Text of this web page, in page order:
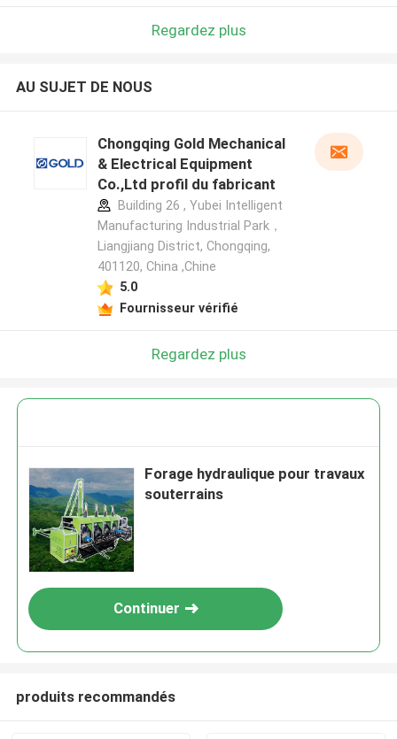
Regardez plus
AU SUJET DE NOUS
Chongqing Gold Mechanical
& Electrical Equipment
Co.,Ltd profil du fabricant
Building 26 , Yubei Intelligent
Manufacturing Industrial Park，
Liangjiang District, Chongqing,
401120, China ,Chine
5.0
Fournisseur vérifié
Regardez plus
Forage hydraulique pour travaux
souterrains
Continuer
produits recommandés